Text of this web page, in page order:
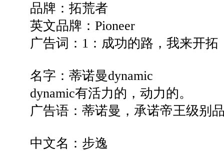
品牌：拓荒者
英文品牌：Pioneer
广告词：1：成功的路，我来开拓
名字：蒂诺曼dynamic
dynamic有活力的，动力的。
广告语：蒂诺曼，承诺帝王级别
中文名：步逸